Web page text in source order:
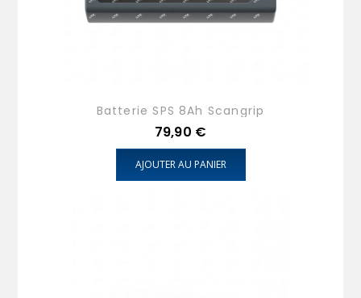
Batterie SPS 8Ah Scangrip
Prix
79,90 €
AJOUTER AU PANIER